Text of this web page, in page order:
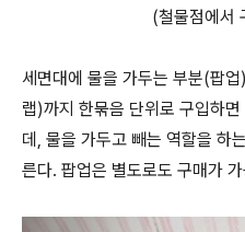
(철물점에서
세면대에 물을 가두는 부분(팝
랩)까지 한묶음 단위로 구입하
데, 물을 가두고 빼는 역할을 하
른다. 팝업은 별도로도 구매가